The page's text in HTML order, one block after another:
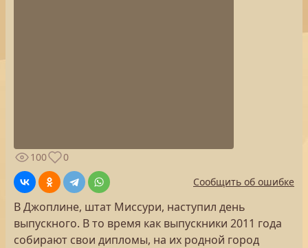
100
0
Сообщить об ошибке
В Джоплине, штат Миссури, наступил день
выпускного. В то время как выпускники 2011 года
собирают свои дипломы, на их родной город